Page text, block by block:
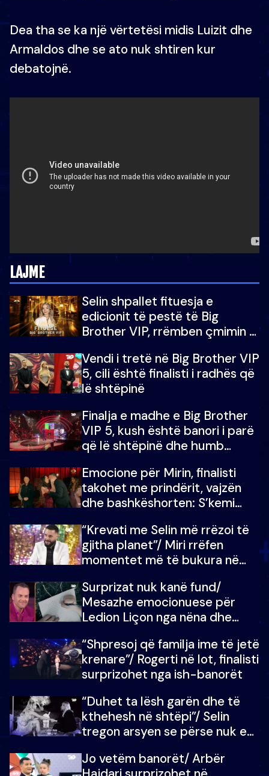
Dea tha se ka një vërtetësi midis Luizit dhe
Armaldos dhe se ato nuk shtiren kur
debatojnë.
LAJME
Selin shpallet fituesja e
edicionit të pestë të Big
Brother VIP, rrëmben çmimin e
Vendi i tretë në Big Brother VIP
5, cili është finalisti i radhës që
lë shtëpinë
Finalja e madhe e Big Brother
VIP 5, kush është banori i parë
që lë shtëpinë dhe humb
çmimin e madh
Emocione për Mirin, finalisti
takohet me prindërit, vajzën
dhe bashkëshorten: S’kemi
“Krevati me Selin më rrëzoi të
gjitha planet”/ Miri rrëfen
momentet më të bukura në
mungojë zilja e mëngjesit kur…
Surprizat nuk kanë fund/
Mesazhe emocionuese për
Ledion Liçon nga nëna dhe
mban dot lotët: Nuk meritoj…
“Shpresoj që familja ime të jetë
krenare”/ Rogerti në lot, finalisti
surprizohet nga ish-banorët
“Duhet ta lësh garën dhe të
kthehesh në shtëpi”/ Selin
tregon arsyen se përse nuk e
çoja luftën time deri në fund
Jo vetëm banorët/ Arbër